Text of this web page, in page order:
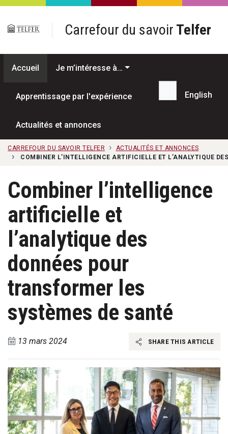
Passer au contenu principal
Carrefour du savoir Telfer
Accueil Je m’intéresse à…
Apprentissage par l'expérience
Actualités et annonces
Recherche...
English
CARREFOUR DU SAVOIR TELFER
ACTUALITÉS ET ANNONCES
COMBINER L’INTELLIGENCE ARTIFICIELLE ET L’ANALYTIQUE
Combiner l’intelligence
artificielle et
l’analytique des
données pour
transformer les
systèmes de santé
13 mars 2024 SHARE THIS ARTICLE